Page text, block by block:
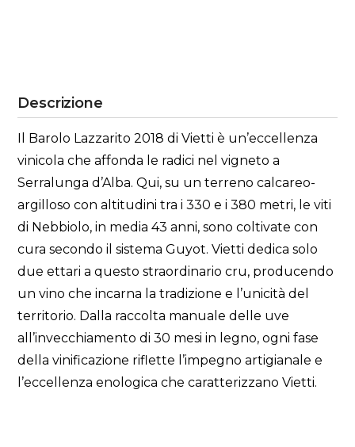
Descrizione
Il Barolo Lazzarito 2018 di Vietti è un’eccellenza
vinicola che affonda le radici nel vigneto a
Serralunga d’Alba. Qui, su un terreno calcareo-
argilloso con altitudini tra i 330 e i 380 metri, le viti
di Nebbiolo, in media 43 anni, sono coltivate con
cura secondo il sistema Guyot. Vietti dedica solo
due ettari a questo straordinario cru, producendo
un vino che incarna la tradizione e l’unicità del
territorio. Dalla raccolta manuale delle uve
all’invecchiamento di 30 mesi in legno, ogni fase
della vinificazione riflette l’impegno artigianale e
l’eccellenza enologica che caratterizzano Vietti.